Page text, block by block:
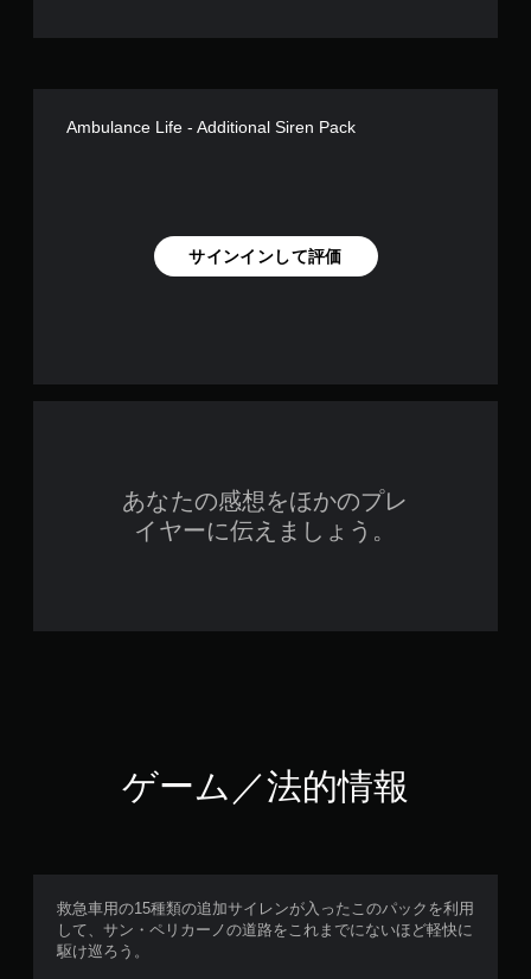
Ambulance Life - Additional Siren Pack
サインインして評価
あなたの感想をほかのプレ
イヤーに伝えましょう。
ゲーム／法的情報
救急車用の15種類の追加サイレンが入ったこのパックを利用
して、サン・ペリカーノの道路をこれまでにないほど軽快に
駆け巡ろう。